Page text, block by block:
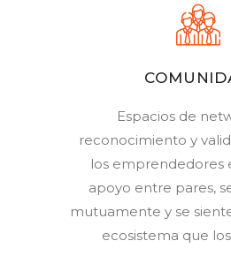
Espacios de
reconocimiento y
los emprendedores
apoyo entre pares,
mutuamente y se
ecosistema que